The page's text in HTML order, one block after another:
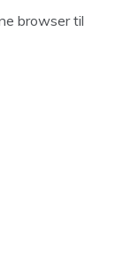
browser til